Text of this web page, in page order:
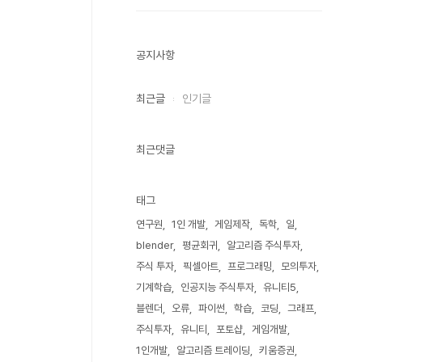
공지사항
최근글 인기글
최근댓글
태그
연구원 1인 개발 게임제작 독학
일
blender
평균회귀
알고리즘 주식투자
주식 투자
픽셀아트 프로그래밍
모의투자
기계학습
인공지능 주식투자
유니티5
블렌더
오류 파이썬 학습 코딩
그래프
주식투자
유니티 포토샵
게임개발
1인개발
알고리즘 트레이딩 키움증권